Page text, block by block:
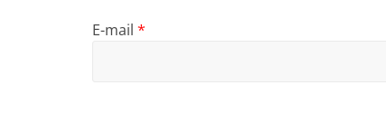
E-mail *